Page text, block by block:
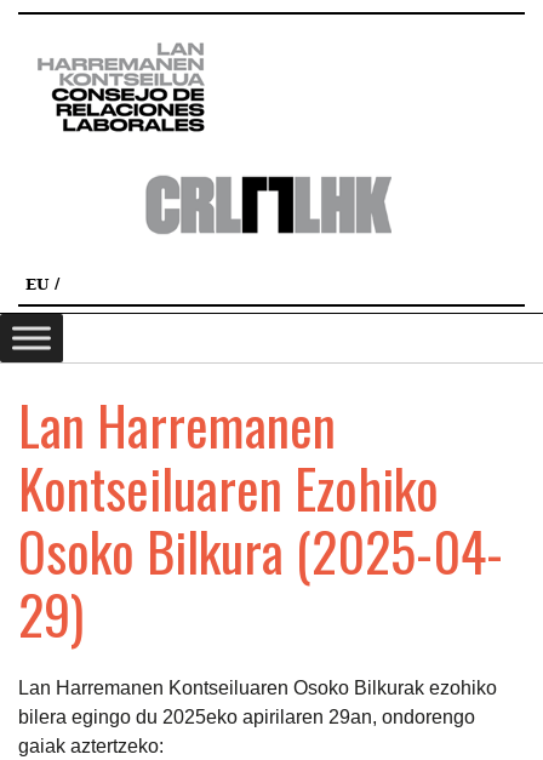
EU
Lan Harremanen
Kontseiluaren Ezohiko
Osoko Bilkura (2025-04-
29)
Lan Harremanen Kontseiluaren Osoko Bilkurak ezohiko
bilera egingo du 2025eko apirilaren 29an, ondorengo
gaiak aztertzeko: